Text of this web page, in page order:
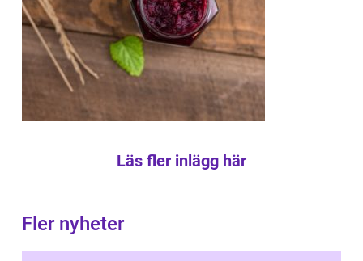
Läs fler inlägg här
Fler nyheter